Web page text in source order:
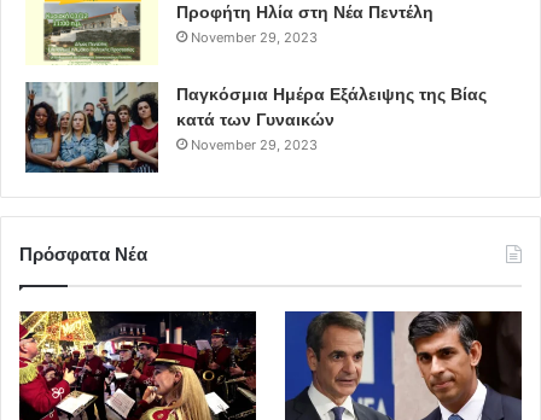
Προφήτη Ηλία στη Νέα Πεντέλη
November 29, 2023
Παγκόσμια Ημέρα Εξάλειψης της Βίας
κατά των Γυναικών
November 29, 2023
Πρόσφατα Νέα